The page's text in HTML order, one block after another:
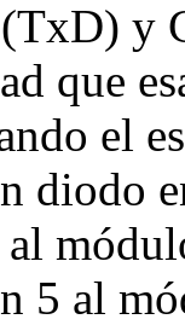
y
que
el
diodo
al
5 al